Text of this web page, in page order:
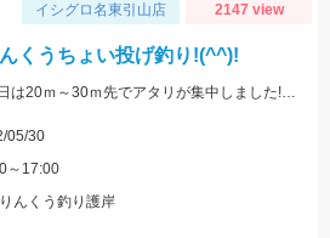
イシグロ名東引山店 2147 view
くうちょい投げ釣り!(^^)!
5号から7号までの針が◎ 当日は20ｍ～30ｍ先でアタリが集中しました!! 浜翔!!!感度ヨシ！！軽さ抜群！！
05/30
～17:00
んくう釣り護岸